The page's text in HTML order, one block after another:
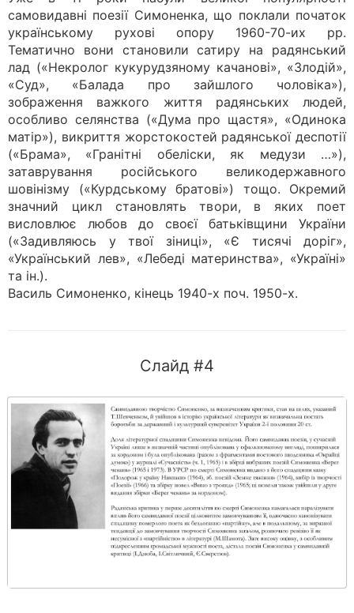
самовидавні поезії Симоненка, що поклали початок
українському рухові опору 1960-70-их pp.
Тематично вони становили сатиру на радянський
лад («Некролог кукурудзяному качанові», «Злодій»,
«Суд», «Балада про зайшлого чоловіка»),
зображення важкого життя радянських людей,
особливо селянства («Дума про щастя», «Одинока
матір»), викриття жорстокостей радянської деспотії
(«Брама», «Гранітні обеліски, як медузи …»),
затаврування російського великодержавного
шовінізму («Курдському братові») тощо. Окремий
значний цикл становлять твори, в яких поет
висловлює любов до своєї батьківщини України
(«Задивляюсь у твої зіниці», «Є тисячі доріг»,
«Український лев», «Лебеді материнства», «Україні»
та ін.).
Василь Симоненко, кінець 1940-х поч. 1950-х.
Слайд #4